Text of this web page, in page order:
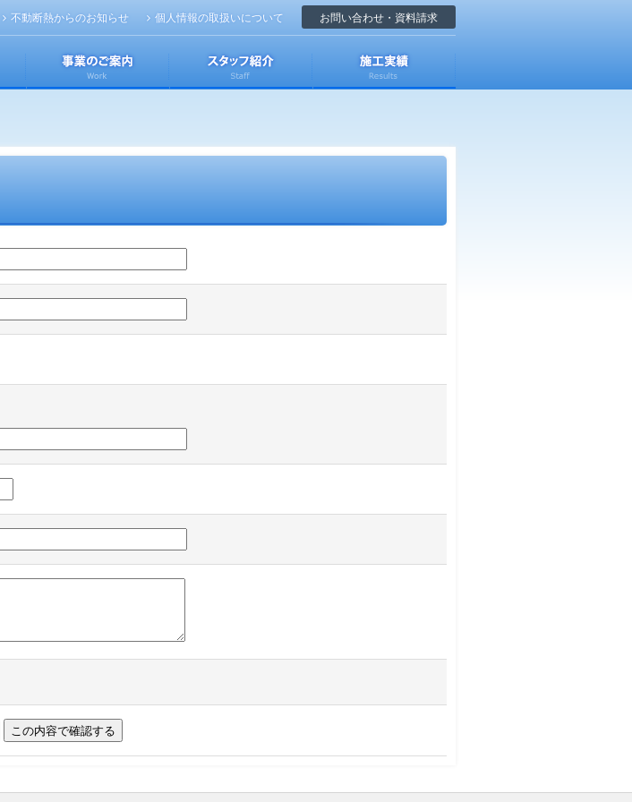
お問い合わせ・資料請求
不動断熱からのお知らせ 個人情報の取扱いについて
会社のご案内 事業のご案内 スタッフ紹介